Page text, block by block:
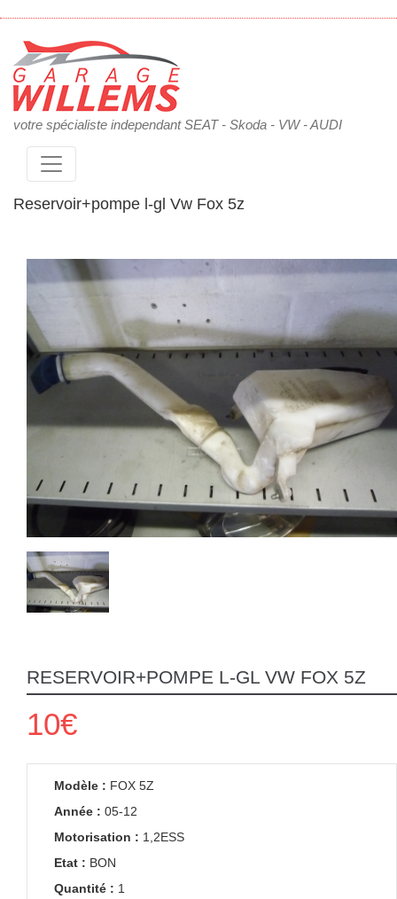
votre spécialiste independant SEAT - Skoda - VW - AUDI
Reservoir+pompe l-gl Vw Fox 5z
RESERVOIR+POMPE L-GL VW FOX 5Z
10€
Modèle : FOX 5Z
Année : 05-12
Motorisation : 1,2ESS
Etat : BON
Quantité : 1